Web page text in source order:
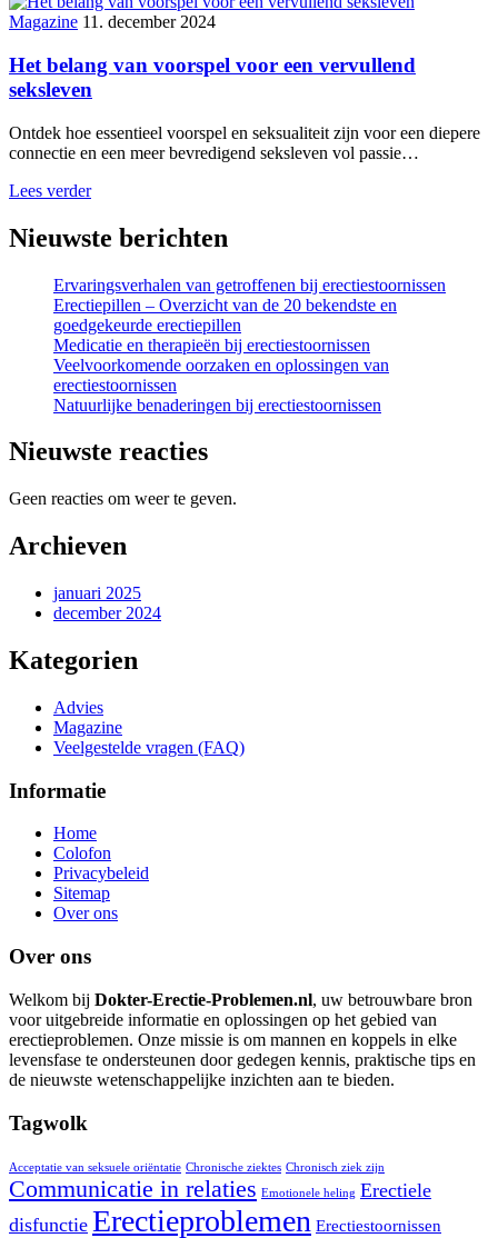
Magazine 11. december 2024
Het belang van voorspel voor een vervullend
seksleven
Ontdek hoe essentieel voorspel en seksualiteit zijn voor een diepere
connectie en een meer bevredigend seksleven vol passie…
Lees verder
Nieuwste berichten
Ervaringsverhalen van getroffenen bij erectiestoornissen
Erectiepillen – Overzicht van de 20 bekendste en
goedgekeurde erectiepillen
Medicatie en therapieën bij erectiestoornissen
Veelvoorkomende oorzaken en oplossingen van
erectiestoornissen
Natuurlijke benaderingen bij erectiestoornissen
Nieuwste reacties
Geen reacties om weer te geven.
Archieven
januari 2025
december 2024
Kategorien
Advies
Magazine
Veelgestelde vragen (FAQ)
Informatie
Home
Colofon
Privacybeleid
Sitemap
Over ons
Over ons
Welkom bij Dokter-Erectie-Problemen.nl, uw betrouwbare bron
voor uitgebreide informatie en oplossingen op het gebied van
erectieproblemen. Onze missie is om mannen en koppels in elke
levensfase te ondersteunen door gedegen kennis, praktische tips en
de nieuwste wetenschappelijke inzichten aan te bieden.
Tagwolk
Acceptatie van seksuele oriëntatie Chronische ziektes Chronisch ziek zijn
Communicatie in relaties Emotionele heling Erectiele
disfunctie Erectieproblemen Erectiestoornissen